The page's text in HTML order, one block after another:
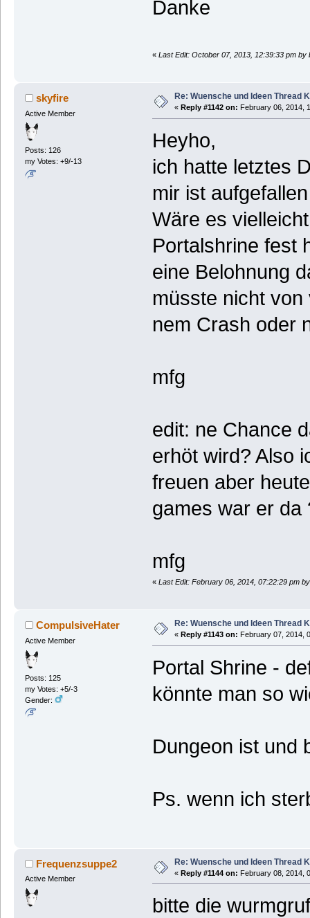
Danke
« Last Edit: October 07, 2013, 12:39:33 pm by
skyfire
Active Member
Posts: 126
my Votes: +9/-13
Re: Wuensche und Ideen Thread
« Reply #1142 on: February 06, 2014,
Heyho,
ich hatte letztes
mir ist
Wäre es
Portalshrine fest
eine Belohnung
müsste nicht von
nem Crash oder
mfg
edit: ne Chance
erhöt wird? Also
freuen aber
games war er da
mfg
« Last Edit: February 06, 2014, 07:22:29 pm
CompulsiveHater
Active Member
Posts: 125
my Votes: +5/-3
Gender:
Re: Wuensche und Ideen Thread
« Reply #1143 on: February 07, 2014,
Portal Shrine -
könnte man so
Dungeon ist und
Ps. wenn ich
Frequenzsuppe2
Active Member
Re: Wuensche und Ideen Thread
« Reply #1144 on: February 08, 2014,
bitte die